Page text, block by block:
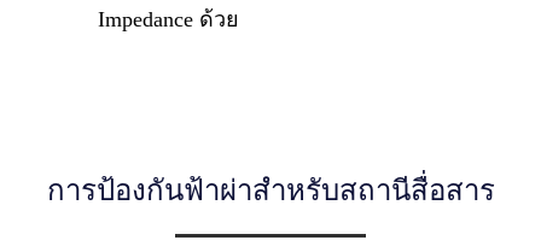
Impedance ด้วย
การป้องกันฟ้าผ่าสำหรับสถานีสื่อสาร